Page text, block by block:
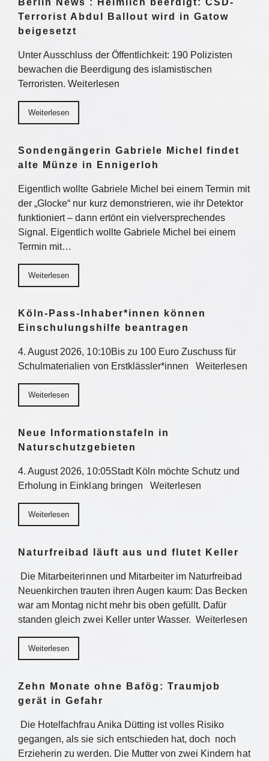
Berlin News : Heimlich beerdigt: CSD-
Terrorist Abdul Ballout wird in Gatow
beigesetzt
Unter Ausschluss der Öffentlichkeit: 190 Polizisten
bewachen die Beerdigung des islamistischen
Terroristen. Weiterlesen
Weiterlesen
Sondengängerin Gabriele Michel findet
alte Münze in Ennigerloh
Eigentlich wollte Gabriele Michel bei einem Termin mit
der „Glocke“ nur kurz demonstrieren, wie ihr Detektor
funktioniert – dann ertönt ein vielversprechendes
Signal. Eigentlich wollte Gabriele Michel bei einem
Termin mit…
Weiterlesen
Köln-Pass-Inhaber*innen können
Einschulungshilfe beantragen
4. August 2026, 10:10Bis zu 100 Euro Zuschuss für
Schulmaterialien von Erstklässler*innen Weiterlesen
Weiterlesen
Neue Informationstafeln in
Naturschutzgebieten
4. August 2026, 10:05Stadt Köln möchte Schutz und
Erholung in Einklang bringen Weiterlesen
Weiterlesen
Naturfreibad läuft aus und flutet Keller
Die Mitarbeiterinnen und Mitarbeiter im Naturfreibad
Neuenkirchen trauten ihren Augen kaum: Das Becken
war am Montag nicht mehr bis oben gefüllt. Dafür
standen gleich zwei Keller unter Wasser. Weiterlesen
Weiterlesen
Zehn Monate ohne Bafög: Traumjob
gerät in Gefahr
Die Hotelfachfrau Anika Dütting ist volles Risiko
gegangen, als sie sich entschieden hat, doch noch
Erzieherin zu werden. Die Mutter von zwei Kindern hat